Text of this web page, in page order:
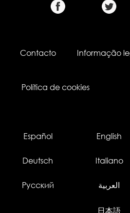
Contacto Informação
Política de cookies
Español English
Deutsch Italiano
Русский العربية
日本語